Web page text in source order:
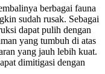
berbagai fauna
sudah rusak. Sebagai
dapat pulih dengan
yang tumbuh di atas
yang jauh lebih kuat.
dimitigasi dengan